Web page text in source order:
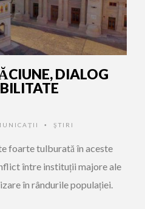
DIALOG
• ŞTIRI
foarte tulburată în aceste
între instituții majore ale
în rândurile populației.